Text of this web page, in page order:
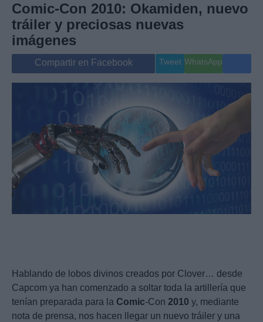
Internacional
Viajes
Gente
Musica
Comic-Con 2010: Okamiden, nuevo
tráiler y preciosas nuevas
imágenes
Compartir en Facebook Tweet WhatsApp
Hablando de lobos divinos creados por Clover… desde
Capcom ya han comenzado a soltar toda la artillería que
tenían preparada para la Comic-Con 2010 y, mediante
nota de prensa, nos hacen llegar un nuevo tráiler y una